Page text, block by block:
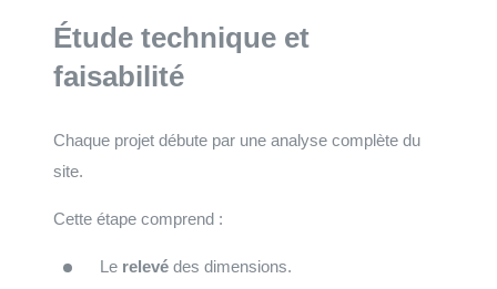
Étude technique et
faisabilité
Chaque projet débute par une analyse complète du
site.
Cette étape comprend :
Le relevé des dimensions.